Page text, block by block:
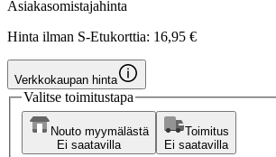
Asiakasomistajahinta
Hinta ilman S-Etukorttia: 16,95 €
Verkkokaupan hinta
Valitse toimitustapa
Nouto myymälästä
Ei saatavilla
Toimitus
Ei saatavilla